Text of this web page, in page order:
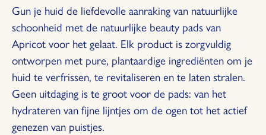
Gun je huid de liefdevolle aanraking van natuurlijke
schoonheid met de natuurlijke beauty pads van
Apricot voor het gelaat. Elk product is zorgvuldig
ontworpen met pure, plantaardige ingrediënten om je
huid te verfrissen, te revitaliseren en te laten stralen.
Geen uitdaging is te groot voor de pads: van het
hydrateren van fijne lijntjes om de ogen tot het actief
genezen van puistjes.